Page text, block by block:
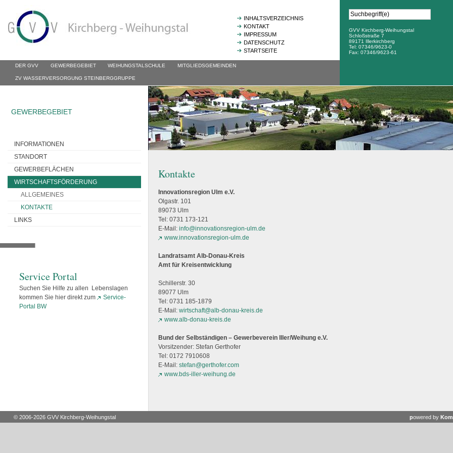
INHALTSVERZEICHNIS
KONTAKT
IMPRESSUM
DATENSCHUTZ
STARTSEITE
DER GVV GEWERBEGEBIET WEIHUNGSTALSCHULE MITGLIEDSGEMEINDEN
ZV WASSERVERSORGUNG STEINBERGGRUPPE
GVV Kirchberg-Weihungstal
Schloßstraße 7
89171 Illerkirchberg
Tel: 07346/9623-0
Fax: 07346/9623-61
Kontakte
Innovationsregion Ulm e.V.
Olgastr. 101
89073 Ulm
Tel: 0731 173-121
E-Mail: info@innovationsregion-ulm.de
www.innovationsregion-ulm.de
Landratsamt Alb-Donau-Kreis
Amt für Kreisentwicklung
Schillerstr. 30
89077 Ulm
Tel: 0731 185-1879
E-Mail: wirtschaft@alb-donau-kreis.de
www.alb-donau-kreis.de
Bund der Selbständigen – Gewerbeverein Iller/Weihung e.V.
Vorsitzender: Stefan Gerthofer
Tel: 0172 7910608
E-Mail: stefan@gerthofer.com
www.bds-iller-weihung.de
GEWERBEGEBIET
INFORMATIONEN
STANDORT
GEWERBEFLÄCHEN
WIRTSCHAFTSFÖRDERUNG
ALLGEMEINES
KONTAKTE
LINKS
Service Portal
Suchen Sie Hilfe zu allen Lebenslagen
kommen Sie hier direkt zum
Service-
Portal BW
© 2006-2026 GVV Kirchberg-Weihungstal powered by